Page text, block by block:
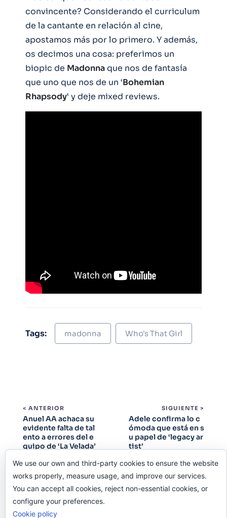
convincente? Considerando el curriculum
de la cantante en relación al cine,
apostamos más por lo primero. Y además,
os decimos una cosa: preferimos un
biopic de Madonnaque nos de fantasía
que uno que nos de un ‘Bohemian
Rhapsody‘ y deje mixed reviews.
Tags: madonna Who's That Girl
< ANTERIOR
Anuel AA achaca su
evidente falta de tal
ento a errores del e
quipo de ‘La Velada’
SIGUIENTE >
Adele confirma lo c
ómoda que está en s
u papel de ‘legacy ar
tist’
We use our own and third-party cookies to ensure the website
works properly, measure usage, and improve our services.
You can accept all cookies, reject non-essential cookies, or
configure your preferences.
Cookie policy